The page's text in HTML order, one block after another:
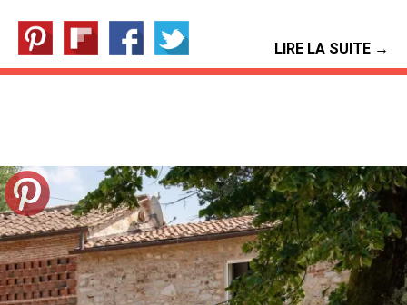
LIRE LA SUITE →